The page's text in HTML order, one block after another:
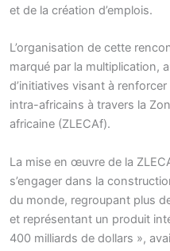
et de la création d’emplois.
L’organisation de cette
marqué par la multiplication,
d’initiatives visant à
intra-africains à travers la
africaine (ZLECAf).
La mise en œuvre de la
s’engager dans la
du monde, regroupant plus
et représentant un produit
400 milliards de dollars »,